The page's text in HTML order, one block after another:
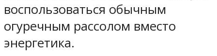
воспользоваться обычным
огуречным рассолом вместо
энергетика.